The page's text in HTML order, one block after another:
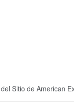
Sitio de American